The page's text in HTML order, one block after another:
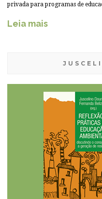
privada para programas de
Leia mais